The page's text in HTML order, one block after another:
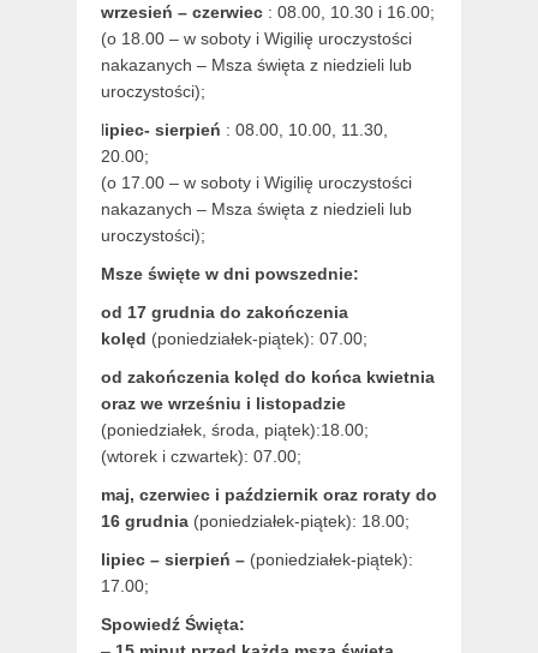
wrzesień – czerwiec : 08.00, 10.30 i 16.00;
(o 18.00 – w soboty i Wigilię uroczystości
nakazanych – Msza święta z niedzieli lub
uroczystości);
lipiec- sierpień : 08.00, 10.00, 11.30,
20.00;
(o 17.00 – w soboty i Wigilię uroczystości
nakazanych – Msza święta z niedzieli lub
uroczystości);
Msze święte w dni powszednie:
od 17 grudnia do zakończenia
kolęd (poniedziałek-piątek): 07.00;
od zakończenia kolęd do końca kwietnia
oraz we wrześniu i listopadzie
(poniedziałek, środa, piątek):18.00;
(wtorek i czwartek): 07.00;
maj, czerwiec i październik oraz roraty do
16 grudnia (poniedziałek-piątek): 18.00;
lipiec – sierpień – (poniedziałek-piątek):
17.00;
Spowiedź Święta: